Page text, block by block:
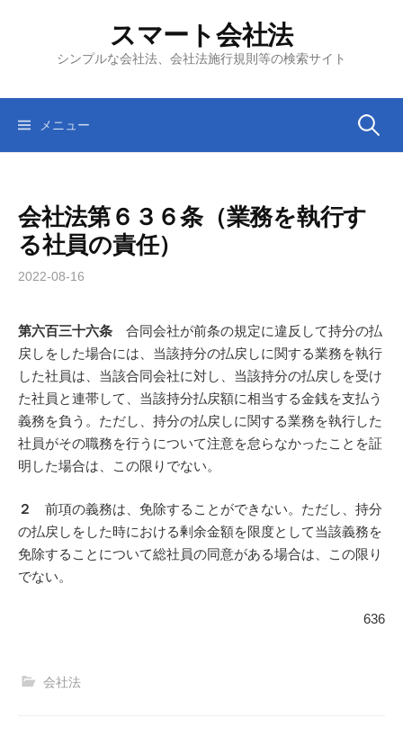
ツ
スマート会社法
シンプルな会社法、会社法施行規則等の検索サイト
メニュー 検
会社法第６３６条（業務を執行す
る社員の責任）
2022-08-16
第六百三十六条 合同会社が前条の規定に違反して持分の払
戻しをした場合には、当該持分の払戻しに関する業務を執行
した社員は、当該合同会社に対し、当該持分の払戻しを受け
た社員と連帯して、当該持分払戻額に相当する金銭を支払う
義務を負う。ただし、持分の払戻しに関する業務を執行した
社員がその職務を行うについて注意を怠らなかったことを証
明した場合は、この限りでない。
２
前項の義務は、免除することができない。ただし、持分
の払戻しをした時における剰余金額を限度として当該義務を
免除することについて総社員の同意がある場合は、この限り
でない。
636
会社法